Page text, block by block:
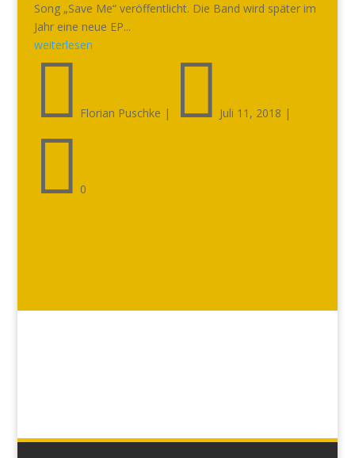
Song „Save Me“ veröffentlicht. Die Band wird später im
Jahr eine neue EP...
weiterlesen
 Florian Puschke |  Juli 11, 2018 |
 0